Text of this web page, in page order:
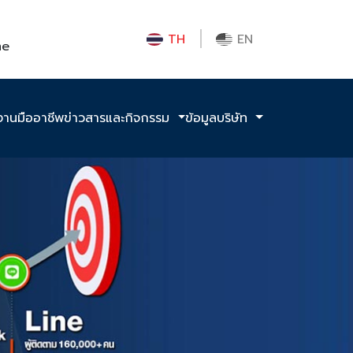
TH EN
นมืออาชีพข่าวสารและกิจกรรม ข้อมูลบริษัท